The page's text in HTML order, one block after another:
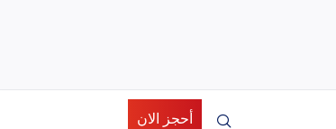
أحجز الان